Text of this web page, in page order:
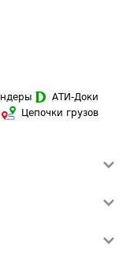
АТИ-Доки
Цепочки грузов